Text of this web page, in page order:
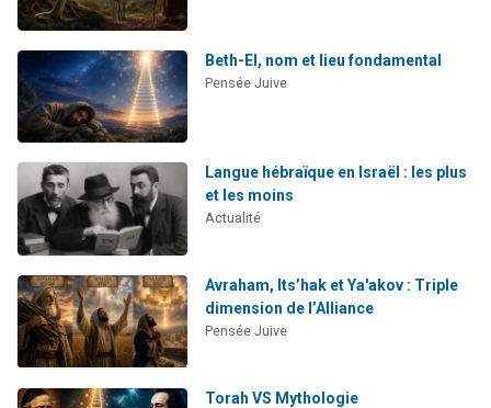
Beth-El, nom et lieu fondamental
Pensée Juive
Langue hébraïque en Israël : les plus
et les moins
Actualité
Avraham, Its’hak et Ya'akov : Triple
dimension de l’Alliance
Pensée Juive
Torah VS Mythologie